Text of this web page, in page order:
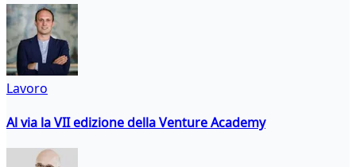
Lavoro
Al via la VII edizione della Venture Academy